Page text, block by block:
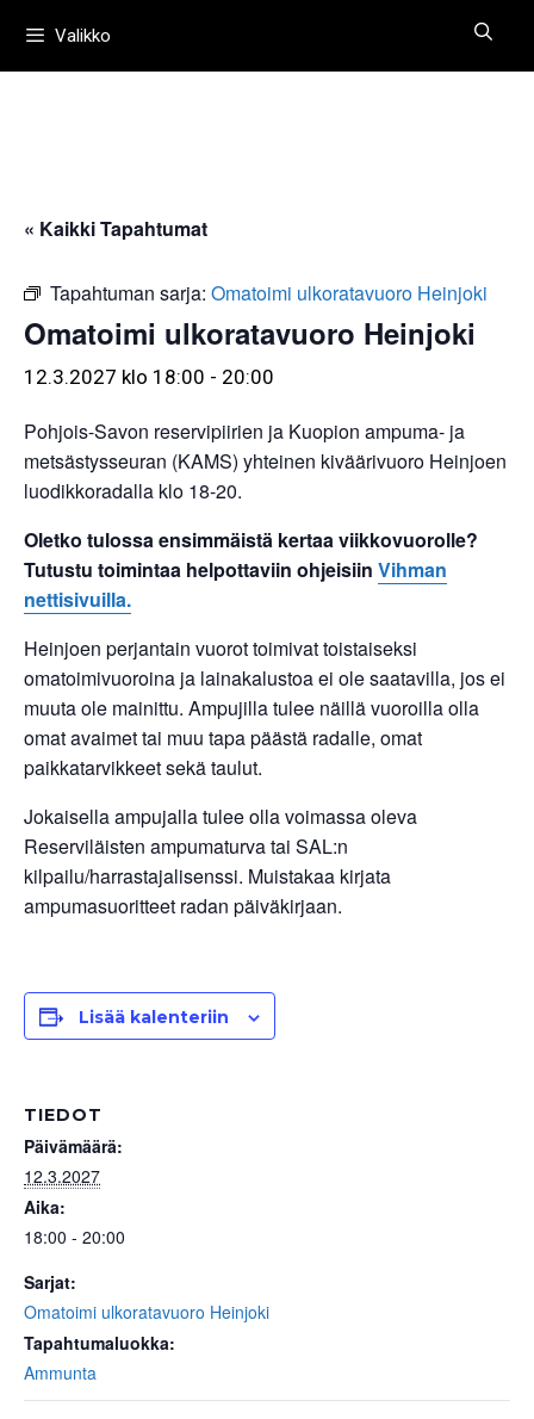
sisältöönValikko
« Kaikki Tapahtumat
Tapahtuman sarja: Omatoimi ulkoratavuoro Heinjoki
Omatoimi ulkoratavuoro Heinjoki
12.3.2027 klo 18:00 - 20:00
Pohjois-Savon reservipiirien ja Kuopion ampuma- ja
metsästysseuran (KAMS) yhteinen kiväärivuoro Heinjoen
luodikkoradalla klo 18-20.
Oletko tulossa ensimmäistä kertaa viikkovuorolle?
Tutustu toimintaa helpottaviin ohjeisiin Vihman
nettisivuilla.
Heinjoen perjantain vuorot toimivat toistaiseksi
omatoimivuoroina ja lainakalustoa ei ole saatavilla, jos ei
muuta ole mainittu. Ampujilla tulee näillä vuoroilla olla
omat avaimet tai muu tapa päästä radalle, omat
paikkatarvikkeet sekä taulut.
Jokaisella ampujalla tulee olla voimassa oleva
Reserviläisten ampumaturva tai SAL:n
kilpailu/harrastajalisenssi. Muistakaa kirjata
ampumasuoritteet radan päiväkirjaan.
Lisää kalenteriin
TIEDOT
Päivämäärä:
12.3.2027
Aika:
18:00 - 20:00
Sarjat:
Omatoimi ulkoratavuoro Heinjoki
Tapahtumaluokka:
Ammunta